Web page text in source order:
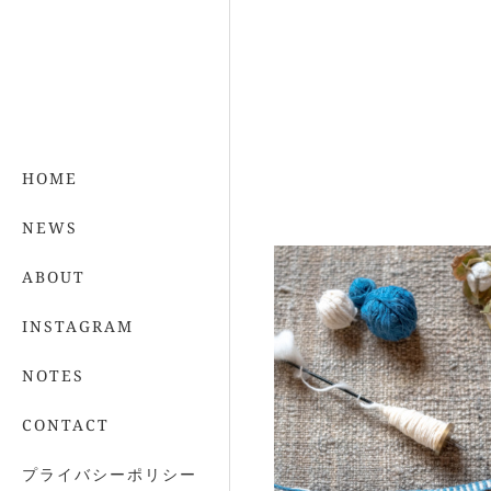
HOME
NEWS
ABOUT
INSTAGRAM
NOTES
CONTACT
プライバシーポリシー